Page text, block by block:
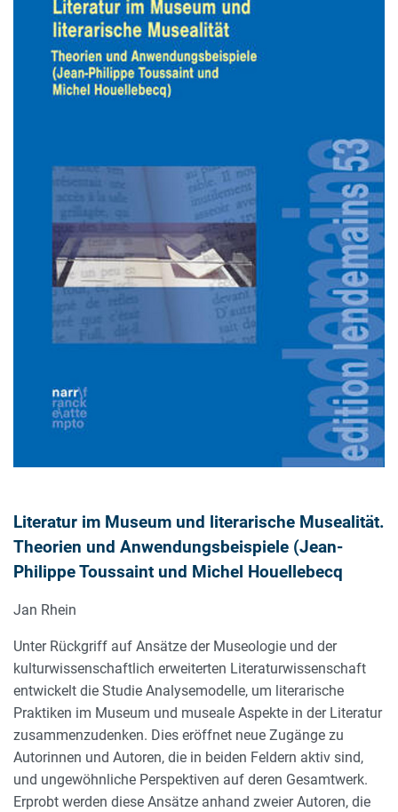
Literatur im Museum und literarische Musealität.
Theorien und Anwendungsbeispiele (Jean-
Philippe Toussaint und Michel Houellebecq
Jan Rhein
Unter Rückgriff auf Ansätze der Museologie und der
kulturwissenschaftlich erweiterten Literaturwissenschaft
entwickelt die Studie Analysemodelle, um literarische
Praktiken im Museum und museale Aspekte in der Literatur
zusammenzudenken. Dies eröffnet neue Zugänge zu
Autorinnen und Autoren, die in beiden Feldern aktiv sind,
und ungewöhnliche Perspektiven auf deren Gesamtwerk.
Erprobt werden diese Ansätze anhand zweier Autoren, die